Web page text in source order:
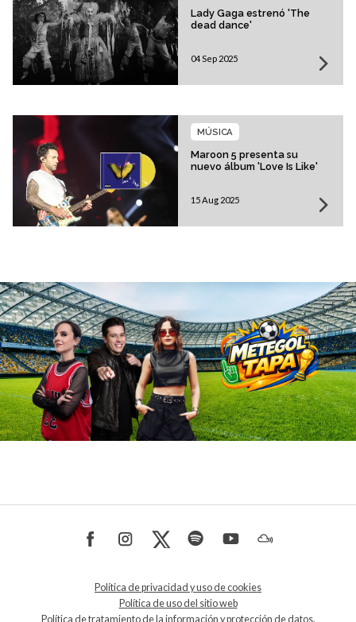
Lady Gaga estrenó 'The
dead dance'
04 Sep 2025
Maroon 5 presenta su
nuevo álbum 'Love Is Like'
MÚSICA
15 Aug 2025
Política de privacidad y uso de cookies
Política de uso del sitio web
Política de tratamiento de la información y protección de datos.